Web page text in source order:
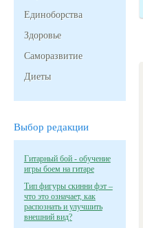
Единоборства
Здоровье
Саморазвитие
Диеты
Выбор редакции
Гитарный бой - обучение
игры боем на гитаре
Тип фигуры скинни фэт –
что это означает, как
распознать и улучшить
внешний вид?